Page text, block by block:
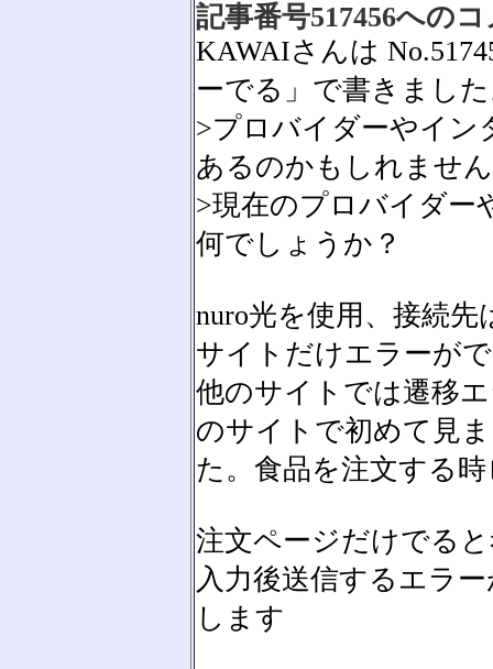
記事番号517456への
KAWAIさんは
ーでる」で書きまし
>プロバイダーやイン
あるのかもしれませ
>現在のプロバイダー
何でしょうか？
nuro光を使用、接続
サイトだけエラーが
他のサイトでは遷移
のサイトで初めて見
た。食品を注文する
注文ページだけでる
入力後送信するエラ
します